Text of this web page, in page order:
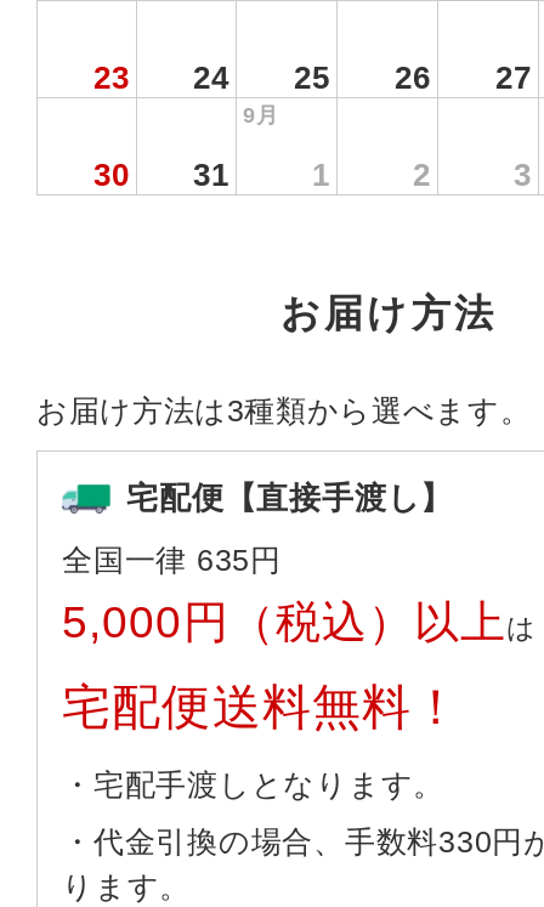
23 24 25 26 27
30 31
9月
1 2 3
お届け方法
お届け方法は3種類から選べます。
宅配便【直接手渡し】
全国一律 635円
5,000円（税込）以上 は
宅配便送料無料！
・宅配手渡しとなります。
・代金引換の場合、手数料330円
ります。